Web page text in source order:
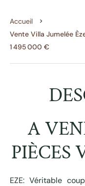
Accueil
Vente Villa Jumelée
1 495 000 €
A
PIÈCES
EZE: Véritable